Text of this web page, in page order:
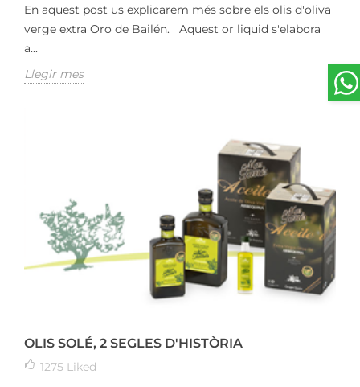
En aquest post us explicarem més sobre els olis d'oliva
verge extra Oro de Bailén. Aquest or liquid s'elabora
a...
Llegir mes
OLIS SOLÉ, 2 SEGLES D'HISTÒRIA
1275 Liked